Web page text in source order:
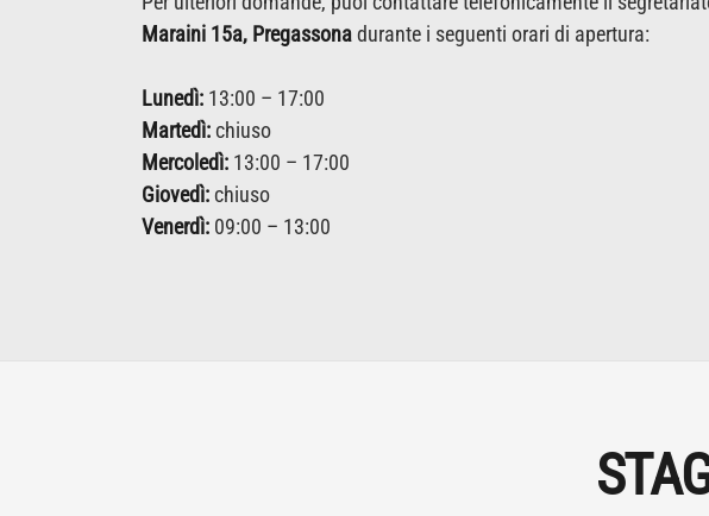
Maraini 15a, Pregassonadurante i seguenti orari di apertura:
Lunedì: 13:00 – 17:00
Martedì:chiuso
Mercoledì: 13:00 – 17:00
Giovedì:chiuso
Venerdì: 09:00 – 13:00